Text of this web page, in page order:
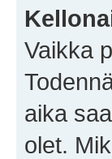
Vaikka
aika
olet.